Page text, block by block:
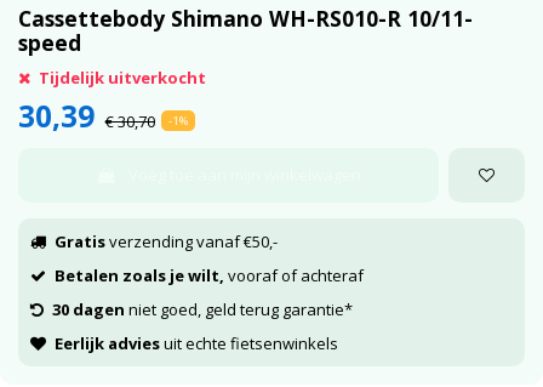
Cassettebody Shimano WH-RS010-R 10/11-
speed
Tijdelijk uitverkocht
30,39 € 30,70 -1%
Gratisverzending vanaf €50,-
Betalen zoals je wilt, vooraf of achteraf
30 dagen niet goed, geld terug garantie*
Eerlijk adviesuit echte fietsenwinkels